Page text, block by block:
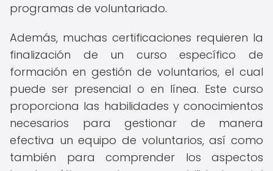
programas de voluntariado.
Además, muchas certificaciones requieren la
finalización de un curso específico de
formación en gestión de voluntarios, el cual
puede ser presencial o en línea. Este curso
proporciona las habilidades y conocimientos
necesarios para gestionar de manera
efectiva un equipo de voluntarios, así como
también para comprender los aspectos